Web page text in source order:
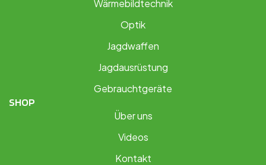
Wärmebildtechnik
Optik
Jagdwaffen
Jagdausrüstung
Gebrauchtgeräte
SHOP
Über uns
Videos
Kontakt